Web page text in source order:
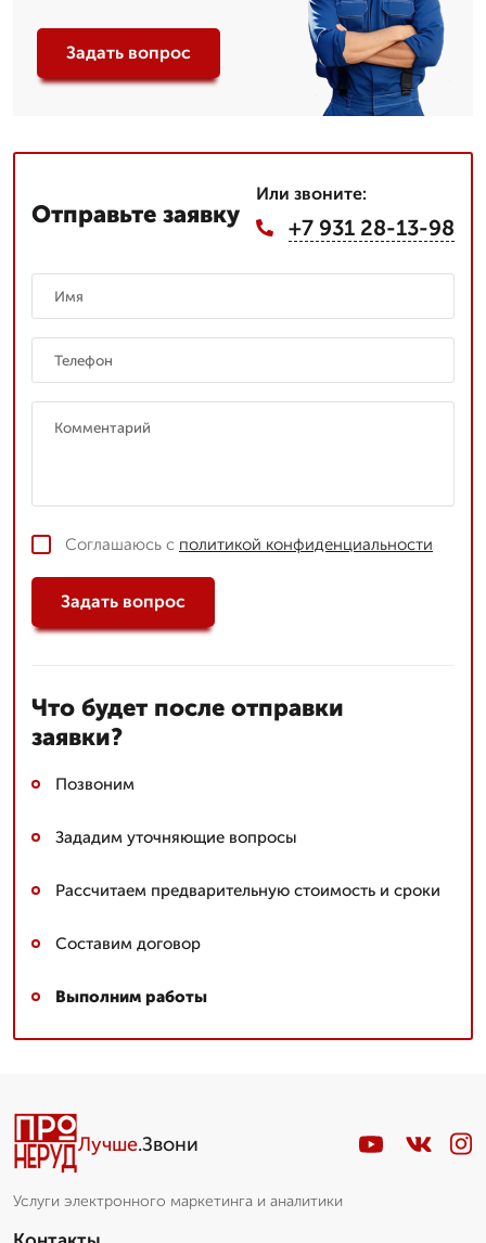
Задать вопрос
Отправьте заявку
Или звоните:
+7 931 28-13-98
Соглашаюсь с политикой конфиденциальности
Задать вопрос
Что будет после отправки
заявки?
Позвоним
Зададим уточняющие вопросы
Рассчитаем предварительную стоимость и сроки
Составим договор
Выполним работы
Лучше.Звони
Услуги электронного маркетинга и аналитики